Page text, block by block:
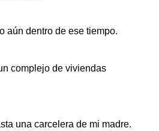
aún dentro de ese tiempo.
complejo de viviendas
una carcelera de mi madre.